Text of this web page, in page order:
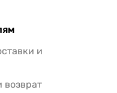
и
возврат